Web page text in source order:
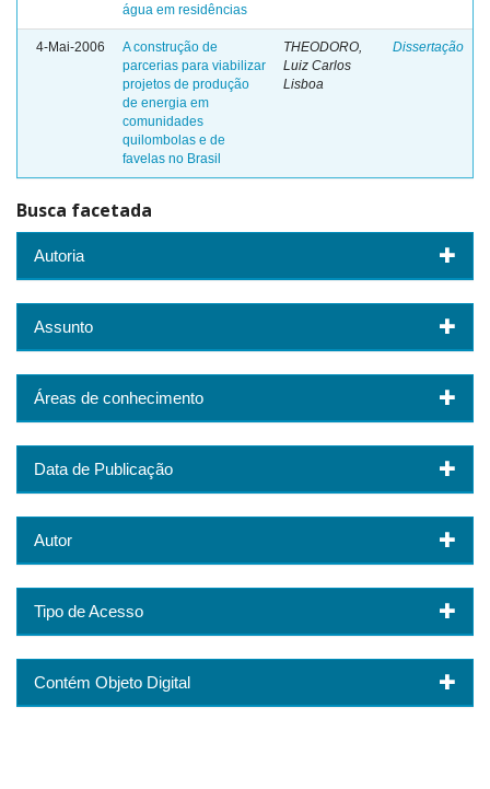
água em residências
4-Mai-2006
A construção de
parcerias para viabilizar
projetos de produção
de energia em
comunidades
quilombolas e de
favelas no Brasil
THEODORO,
Luiz Carlos
Lisboa
Dissertação
Busca facetada
Autoria
Assunto
Áreas de conhecimento
Data de Publicação
Autor
Tipo de Acesso
Contém Objeto Digital